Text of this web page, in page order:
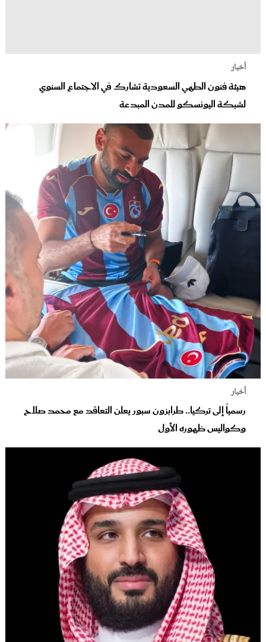
أخبار
هيئة فنون الطهي السعودية تشارك في الاجتماع السنوي
لشبكة اليونسكو للمدن المبدعة
أخبار
رسمياً إلى تركيا.. طرابزون سبور يعلن التعاقد مع محمد صلاح
وكواليس ظهوره الأول